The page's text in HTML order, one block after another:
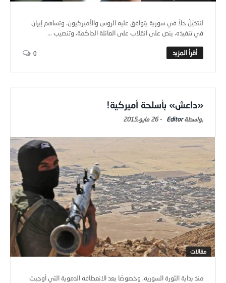
لنتخيّلْ حلاً في سورية يتوافق عليه الروس والأميركيون، وتساهم إيران
في تنفيذه، ينص على انقلاب على العائلة الحاكمة، وتنصيب ...
0
«داعش» بأسلحة أميركية!
Editor
-26 مايو,2015
مقالات
منذ بداية الثورة السورية، وخصوصًا بعد الانعطافة الدموية التي أوجبت